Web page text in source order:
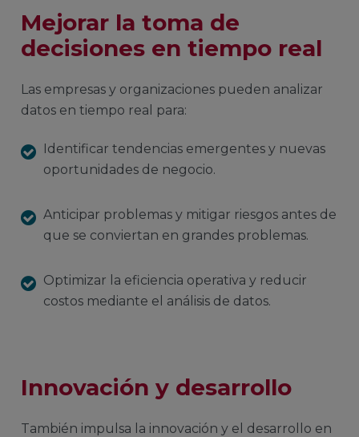
Mejorar la toma de
decisiones en tiempo real
Las empresas y organizaciones pueden analizar
datos en tiempo real para:
Identificar tendencias emergentes y nuevas
oportunidades de negocio.
Anticipar problemas y mitigar riesgos antes de
que se conviertan en grandes problemas.
Optimizar la eficiencia operativa y reducir
costos mediante el análisis de datos.
Innovación y desarrollo
También impulsa la innovación y el desarrollo en